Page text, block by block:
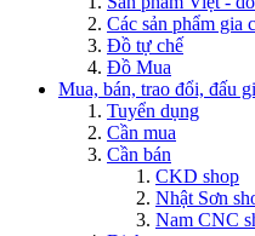
Các sản phẩm gia
Đồ tự chế
Đồ Mua
Mua, bán, trao đổi, đấu
Tuyển dụng
Cần mua
Cần bán
CKD shop
Nhật Sơn
Nam CNC